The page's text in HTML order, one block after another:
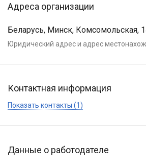
Адреса организации
Беларусь, Минск, Комсомольская,
Юридический адрес и адрес
Контактная информация
Показать контакты (1)
Данные о работодателе